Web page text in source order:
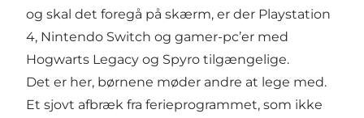
og skal det foregå på skærm, er der Playstation
4, Nintendo Switch og gamer-pc’er med
Hogwarts Legacy og Spyro tilgængelige.
Det er her, børnene møder andre at lege med.
Et sjovt afbræk fra ferieprogrammet, som ikke